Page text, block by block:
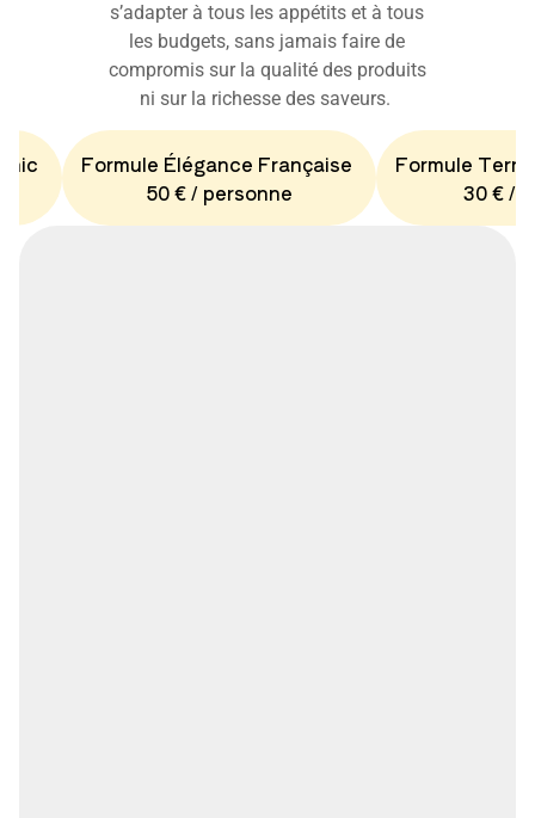
s’adapter à tous les appétits et à tous
les budgets, sans jamais faire de
compromis sur la qualité des produits
ni sur la richesse des saveurs.
Formule Élégance Française
50 € / personne
Formule
30 € /